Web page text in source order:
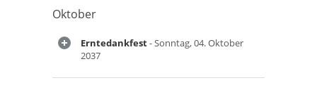
Oktober
Erntedankfest- Sonntag, 04. Oktober
2037